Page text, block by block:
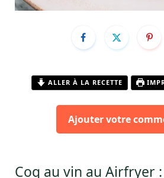
ALLER À LA RECETTE
Ajouter votre
Coq au vin au Airfryer